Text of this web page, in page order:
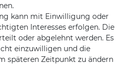
kann mit Einwilligung oder
Interesses erfolgen. Die
oder abgelehnt werden. Es
einzuwilligen und die
späteren Zeitpunkt zu ändern